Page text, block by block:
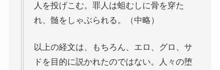
ニーチェとドストエフスキー
フランス文学と歴史・文化
人を投げこむ。罪人は蛆むしに骨を穿た
れ、髄をしゃぶられる。（中略）
以上の経文は、もちろん、エロ、グロ、サ
ドを目的に説かれたのではない。人々の堕